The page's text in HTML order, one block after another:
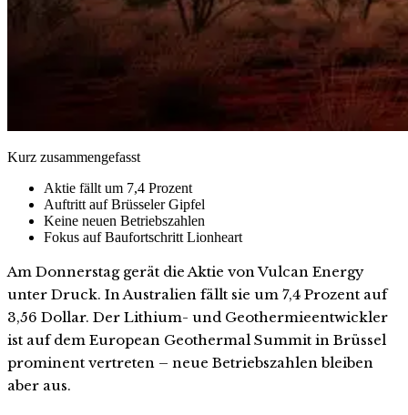
Kurz zusammengefasst
Aktie fällt um 7,4 Prozent
Auftritt auf Brüsseler Gipfel
Keine neuen Betriebszahlen
Fokus auf Baufortschritt Lionheart
Am Donnerstag gerät die Aktie von Vulcan Energy
unter Druck. In Australien fällt sie um 7,4 Prozent auf
3,56 Dollar. Der Lithium- und Geothermieentwickler
ist auf dem European Geothermal Summit in Brüssel
prominent vertreten – neue Betriebszahlen bleiben
aber aus.